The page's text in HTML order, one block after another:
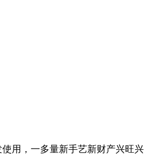
用，一多量新手艺新财产兴旺兴